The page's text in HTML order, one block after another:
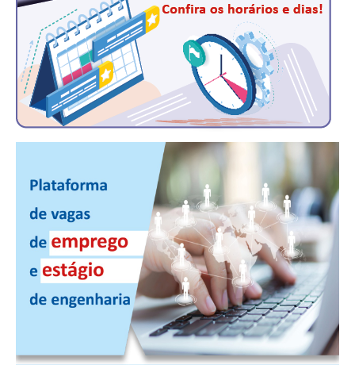
BENEFÍCIOS
APOSENTADORIA
CONVÊNIOS
PLANO DE SAÚDE
CONSÓRCIOS
CAMPANHAS SALARIAIS
COMUNICAÇÃO
PALAVRA DO MURILO
CONTEÚDO ESPECIAL